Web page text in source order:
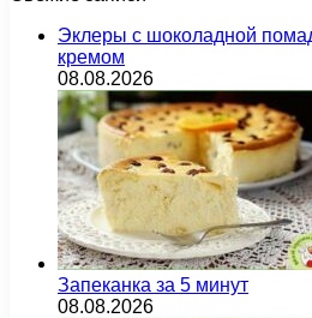
Эклеры с шоколадной
кремом
08.08.2026
Запеканка за 5 минут
08.08.2026